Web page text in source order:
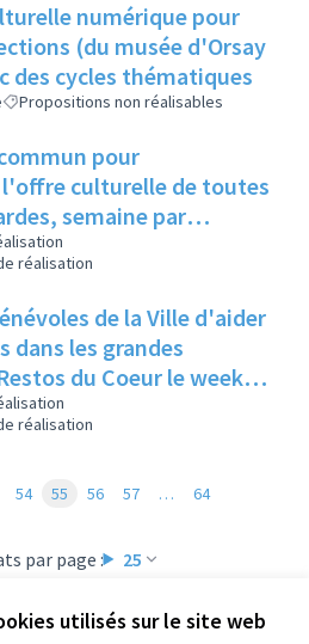
utilisés sur le site web
numérique pour
(du musée d'Orsay
des cycles thématiques
Propositions non réalisables
pour
culturelle de toutes
semaine par
par la mairie
réalisation
de la Ville d'aider
dans les grandes
du Coeur le week-
afin d'augmenter
de collecte.
réalisation
par page : 25
54 55 56 57 … 64